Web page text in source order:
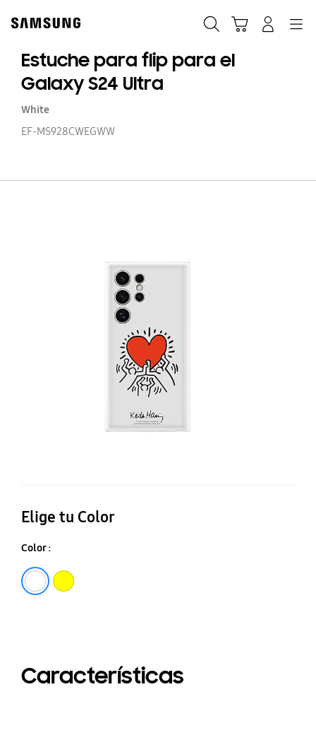
content
Estuche para flip para el
Galaxy S24 Ultra
White
EF-MS928CWEGWW
Elige tu Color
Color :
Características